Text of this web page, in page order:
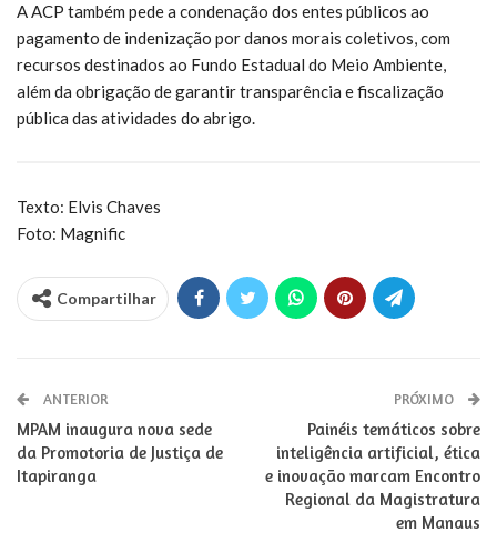
A ACP também pede a condenação dos entes públicos ao
pagamento de indenização por danos morais coletivos, com
recursos destinados ao Fundo Estadual do Meio Ambiente,
além da obrigação de garantir transparência e fiscalização
pública das atividades do abrigo.
Texto: Elvis Chaves
Foto: Magnific
Compartilhar
ANTERIOR
MPAM inaugura nova sede
da Promotoria de Justiça de
Itapiranga
PRÓXIMO
Painéis temáticos sobre
inteligência artificial, ética
e inovação marcam Encontro
Regional da Magistratura
em Manaus